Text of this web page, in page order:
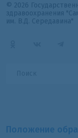
© 2026
здравоохранения
им. В.Д. Середавина"
Положение